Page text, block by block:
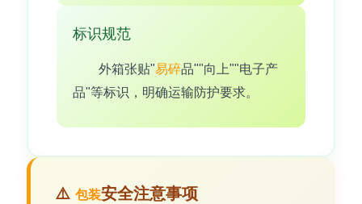
标识规范
外箱张贴"易碎品""向上""电子产
品"等标识，明确运输防护要求。
⚠️包装安全注意事项